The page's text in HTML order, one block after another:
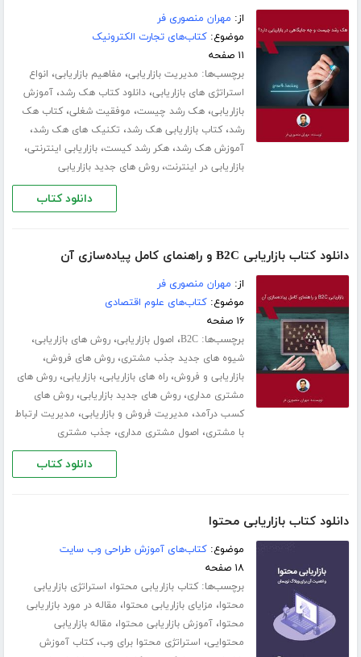
از: مهران منصوری فر
موضوع:کتاب‌های تجارت الکترونیک
۱۱ صفحه
برچسب‌ها: مدیریت بازاریابی، مفاهیم بازاریابی، انواع
استراتژی های بازاریابی،دانلود کتاب هک رشد،آموزش
بازاریابی،هک رشد چیست، موفقیت شغلی،کتاب هک
رشد،کتاب بازاریابی هک رشد، تکنیک های هک رشد،
آموزش هک رشد،هکر رشد کیست،بازاریابی اینترنتی،
بازاریابی در اینترنت،روش های جدید بازاریابی
دانلود کتاب
دانلود کتاب بازاریابی B2C و راهنمای کامل پیاده‌سازی آن
از: مهران منصوری فر
موضوع:کتاب‌های علوم اقتصادی
۱۶ صفحه
برچسب‌ها:B2C، اصول بازاریابی،روش های بازاریابی،
شیوه های جدید جذب مشتری،روش های فروش،
بازاریابی و فروش،راه های بازاریابی،بازاریابی،روش های
مشتری مداری،روش های جدید بازاریابی،روش های
کسب درآمد، مدیریت فروش و بازاریابی، مدیریت ارتباط
با مشتری، اصول مشتری مداری، جذب مشتری
دانلود کتاب
دانلود کتاب بازاریابی محتوا
موضوع:کتاب‌های آموزش طراحی وب سایت
۱۸ صفحه
برچسب‌ها:کتاب بازاریابی محتوا، استراتژی بازاریابی
محتوا، مزایای بازاریابی محتوا، مقاله در مورد بازاریابی
محتوا،آموزش بازاریابی محتوا، مقاله بازاریابی
محتوایی، استراتژی محتوا برای وب،کتاب آموزش